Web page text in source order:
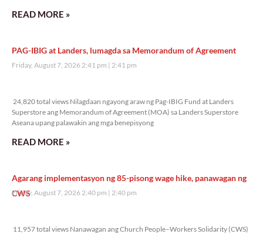
READ MORE »
PAG-IBIG at Landers, lumagda sa Memorandum of Agreement
Friday, August 7, 2026 2:41 pm 2:41 pm
24,820 total views Nilagdaan ngayong araw ng Pag-IBIG Fund at Landers
Superstore ang Memorandum of Agreement (MOA) sa Landers Superstore
Aseana upang palawakin ang mga benepisyong
READ MORE »
Agarang implementasyon ng 85-pisong wage hike, panawagan ng
CWS
Friday, August 7, 2026 2:40 pm 2:40 pm
11,957 total views Nanawagan ang Church People–Workers Solidarity (CWS)